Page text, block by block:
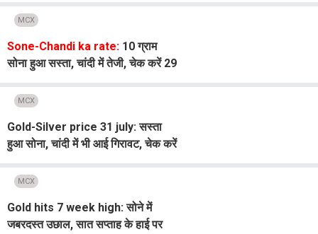
MCX
Sone-Chandi ka rate: 10 ग्राम
सोना हुआ सस्ता, चांदी में तेजी, चेक करें 29
MCX
Gold-Silver price 31 july: सस्ता
हुआ सोना, चांदी में भी आई गिरावट, चेक करें
MCX
Gold hits 7 week high: सोने में
जबरदस्त उछाल, सात सप्ताह के हाई पर